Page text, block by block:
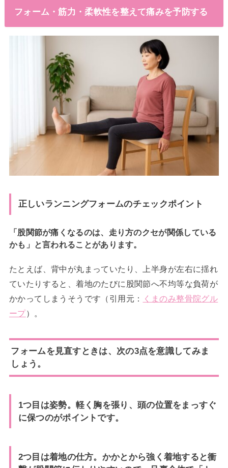
フォーム・筋力・柔軟性を整えて痛みを予防する
正しいランニングフォームのチェックポイント
「股関節が痛くなるのは、走り方のクセが関係している
かも」と言われることがあります。
たとえば、背中が丸まっていたり、上半身が左右に揺れ
ていたりすると、着地のたびに股関節へ不均等な負荷が
かかってしまうそうです（引用元：
くまのみ整骨院グル
ープ）。
フォームを見直すときは、次の3点を意識してみま
しょう。
1つ目は姿勢。軽く胸を張り、頭の位置をまっすぐ
に保つのがポイントです。
2つ目は着地の仕方。かかとから強く着地すると衝